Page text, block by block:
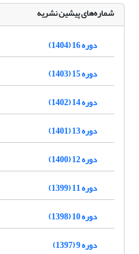
شماره‌های پیشین نشریه
دوره 16 (1404)
دوره 15 (1403)
دوره 14 (1402)
دوره 13 (1401)
دوره 12 (1400)
دوره 11 (1399)
دوره 10 (1398)
دوره 9 (1397)